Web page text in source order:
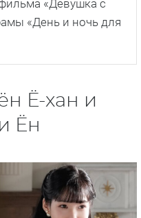
«Девушка с
«День и ночь для
Ё-хан и
Ён